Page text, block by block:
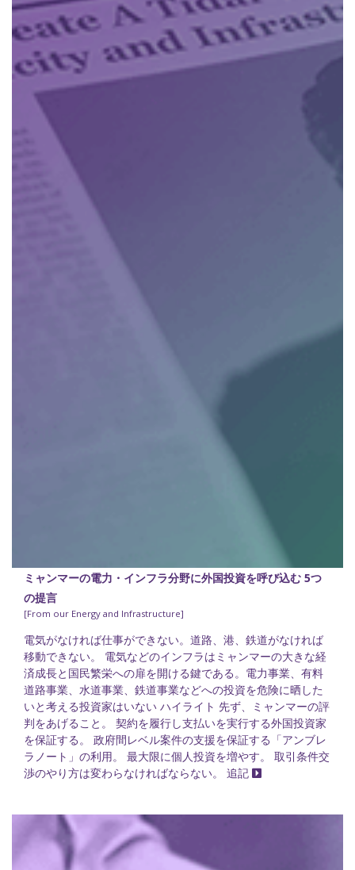
ミャンマーの電力・インフラ分野に外国投資を呼び込む 5つ
の提言
[From our Energy and Infrastructure]
電気がなければ仕事ができない。道路、港、鉄道がなければ
移動できない。 電気などのインフラはミャンマーの大きな経
済成長と国民繁栄への扉を開ける鍵である。電力事業、有料
道路事業、水道事業、鉄道事業などへの投資を危険に晒した
いと考える投資家はいない ハイライト 先ず、ミャンマーの評
判をあげること。 契約を履行し支払いを実行する外国投資家
を保証する。 政府間レベル案件の支援を保証する「アンブレ
ラノート」の利用。 最大限に個人投資を増やす。 取引条件交
渉のやり方は変わらなければならない。 追記